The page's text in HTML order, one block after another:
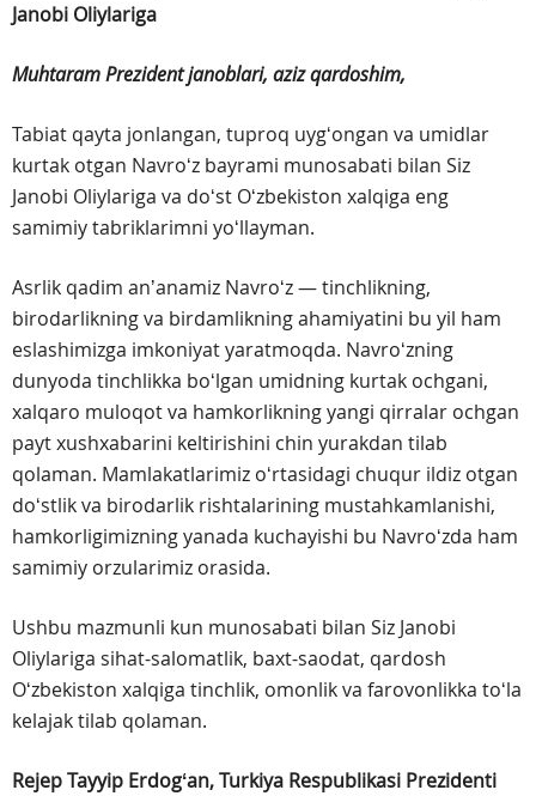
Janobi Oliylariga
Muhtaram Prezident janoblari, aziz qardoshim,
Tabiat qayta jonlangan, tuproq uygʻongan va umidlar
kurtak otgan Navroʻz bayrami munosabati bilan Siz
Janobi Oliylariga va doʻst Oʻzbekiston xalqiga eng
samimiy tabriklarimni yoʻllayman.
Asrlik qadim anʼanamiz Navroʻz — tinchlikning,
birodarlikning va birdamlikning ahamiyatini bu yil ham
eslashimizga imkoniyat yaratmoqda. Navroʻzning
dunyoda tinchlikka boʻlgan umidning kurtak ochgani,
xalqaro muloqot va hamkorlikning yangi qirralar ochgan
payt xushxabarini keltirishini chin yurakdan tilab
qolaman. Mamlakatlarimiz oʻrtasidagi chuqur ildiz otgan
doʻstlik va birodarlik rishtalarining mustahkamlanishi,
hamkorligimizning yanada kuchayishi bu Navroʻzda ham
samimiy orzularimiz orasida.
Ushbu mazmunli kun munosabati bilan Siz Janobi
Oliylariga sihat-salomatlik, baxt-saodat, qardosh
Oʻzbekiston xalqiga tinchlik, omonlik va farovonlikka toʻla
kelajak tilab qolaman.
Rejep Tayyip Erdogʻan,Turkiya Respublikasi Prezidenti